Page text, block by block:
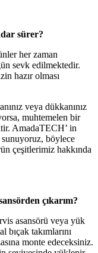
sürer?
her zaman
sevk edilmektedir.
hazır olması
veya dükkanınız
muhtemelen bir
AmadaTECH’ in
böylece
çeşitlerimiz hakkında
çıkarım?
asansörü veya yük
bıçak takımlarını
monte edeceksiniz.